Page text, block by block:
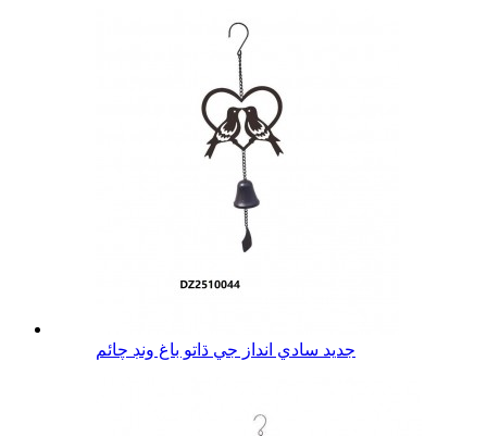
جديد سادي انداز جي ڌاتو باغ ونڊ چائم